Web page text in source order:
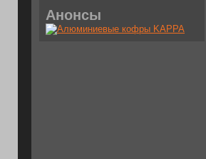
Анонсы